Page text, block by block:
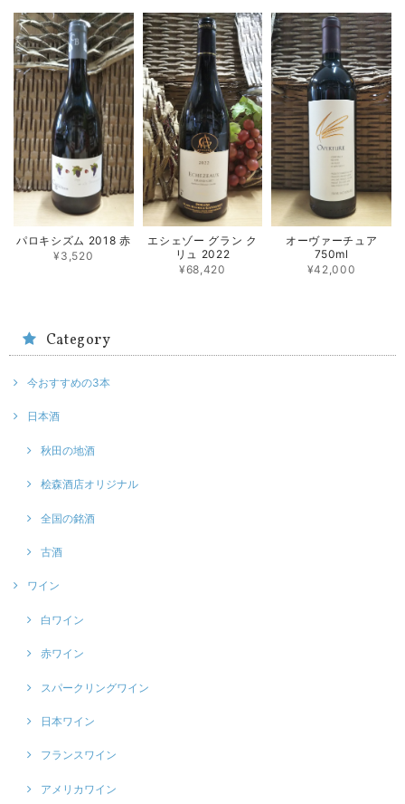
パロキシズム 2018 赤
¥3,520
エシェゾー グラン ク
リュ 2022
¥68,420
オーヴァーチュア
750ml
¥42,000
Category
今おすすめの3本
日本酒
秋田の地酒
桧森酒店オリジナル
全国の銘酒
古酒
ワイン
白ワイン
赤ワイン
スパークリングワイン
日本ワイン
フランスワイン
アメリカワイン